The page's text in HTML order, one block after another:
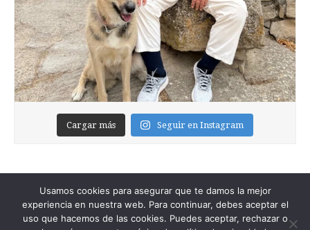
Cargar más Seguir en Instagram
Usamos cookies para asegurar que te damos la mejor
experiencia en nuestra web. Para continuar, debes aceptar el
uso que hacemos de las cookies. Puedes aceptar, rechazar o